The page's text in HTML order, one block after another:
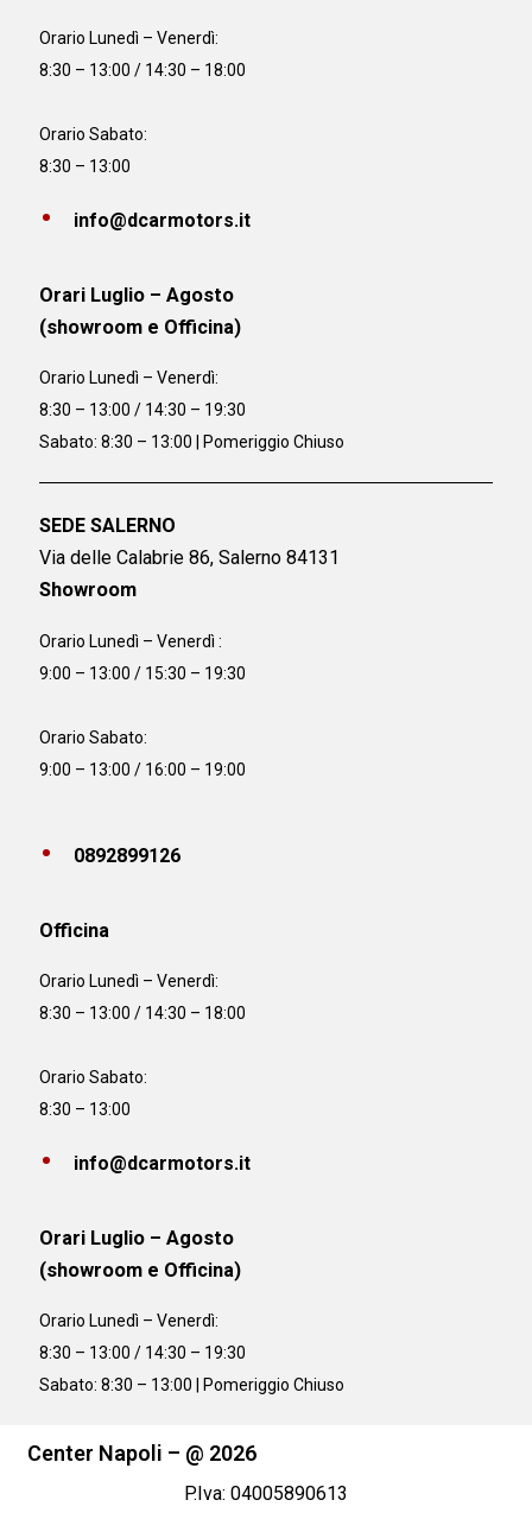
Orario Lunedì – Venerdì:
8:30 – 13:00 / 14:30 – 18:00
Orario Sabato:
8:30 – 13:00
info@dcarmotors.it
Orari Luglio – Agosto
(showroom e Officina)
Orario Lunedì – Venerdì:
8:30 – 13:00 / 14:30 – 19:30
Sabato: 8:30 – 13:00 | Pomeriggio Chiuso
SEDE SALERNO
Via delle Calabrie 86, Salerno 84131
Showroom
Orario Lunedì – Venerdì :
9:00 – 13:00 / 15:30 – 19:30
Orario Sabato:
9:00 – 13:00 / 16:00 – 19:00
0892899126
Officina
Orario Lunedì – Venerdì:
8:30 – 13:00 / 14:30 – 18:00
Orario Sabato:
8:30 – 13:00
info@dcarmotors.it
Orari Luglio – Agosto
(showroom e Officina)
Orario Lunedì – Venerdì:
8:30 – 13:00 / 14:30 – 19:30
Sabato: 8:30 – 13:00 | Pomeriggio Chiuso
Center Napoli – @ 2026
P.Iva: 04005890613